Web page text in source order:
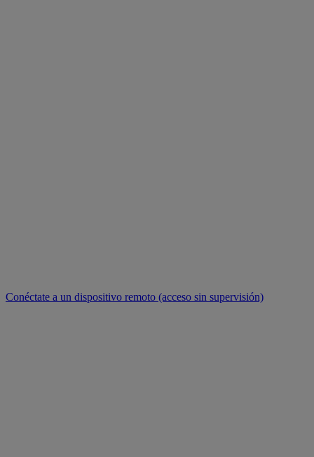
Conéctate a un dispositivo remoto (acceso sin supervisión)